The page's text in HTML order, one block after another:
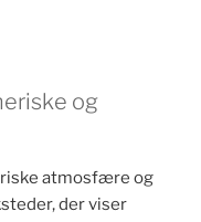
og
atmosfære og
der viser